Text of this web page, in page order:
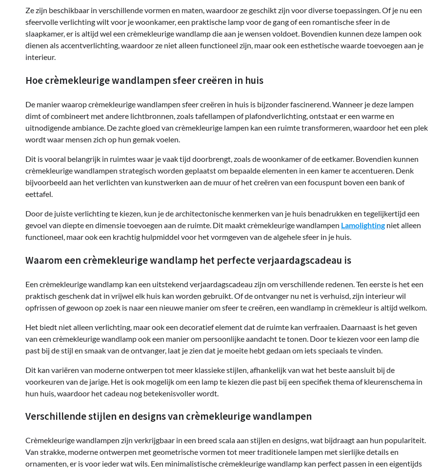
Ze zijn beschikbaar in verschillende vormen en maten, waardoor ze geschikt zijn voor diverse toepassingen. Of je nu een
sfeervolle verlichting wilt voor je woonkamer, een praktische lamp voor de gang of een romantische sfeer in de
slaapkamer, er is altijd wel een crèmekleurige wandlamp die aan je wensen voldoet. Bovendien kunnen deze lampen ook
dienen als accentverlichting, waardoor ze niet alleen functioneel zijn, maar ook een esthetische waarde toevoegen aan je
interieur.
Hoe crèmekleurige wandlampen sfeer creëren in huis
De manier waarop crèmekleurige wandlampen sfeer creëren in huis is bijzonder fascinerend. Wanneer je deze lampen
dimt of combineert met andere lichtbronnen, zoals tafellampen of plafondverlichting, ontstaat er een warme en
uitnodigende ambiance. De zachte gloed van crèmekleurige lampen kan een ruimte transformeren, waardoor het een plek
wordt waar mensen zich op hun gemak voelen.
Dit is vooral belangrijk in ruimtes waar je vaak tijd doorbrengt, zoals de woonkamer of de eetkamer. Bovendien kunnen
crèmekleurige wandlampen strategisch worden geplaatst om bepaalde elementen in een kamer te accentueren. Denk
bijvoorbeeld aan het verlichten van kunstwerken aan de muur of het creëren van een focuspunt boven een bank of
eettafel.
Door de juiste verlichting te kiezen, kun je de architectonische kenmerken van je huis benadrukken en tegelijkertijd een
gevoel van diepte en dimensie toevoegen aan de ruimte. Dit maakt crèmekleurige wandlampen Lamolighting niet alleen
functioneel, maar ook een krachtig hulpmiddel voor het vormgeven van de algehele sfeer in je huis.
Waarom een crèmekleurige wandlamp het perfecte verjaardagscadeau is
Een crèmekleurige wandlamp kan een uitstekend verjaardagscadeau zijn om verschillende redenen. Ten eerste is het een
praktisch geschenk dat in vrijwel elk huis kan worden gebruikt. Of de ontvanger nu net is verhuisd, zijn interieur wil
opfrissen of gewoon op zoek is naar een nieuwe manier om sfeer te creëren, een wandlamp in crèmekleur is altijd welkom.
Het biedt niet alleen verlichting, maar ook een decoratief element dat de ruimte kan verfraaien. Daarnaast is het geven
van een crèmekleurige wandlamp ook een manier om persoonlijke aandacht te tonen. Door te kiezen voor een lamp die
past bij de stijl en smaak van de ontvanger, laat je zien dat je moeite hebt gedaan om iets speciaals te vinden.
Dit kan variëren van moderne ontwerpen tot meer klassieke stijlen, afhankelijk van wat het beste aansluit bij de
voorkeuren van de jarige. Het is ook mogelijk om een lamp te kiezen die past bij een specifiek thema of kleurenschema in
hun huis, waardoor het cadeau nog betekenisvoller wordt.
Verschillende stijlen en designs van crèmekleurige wandlampen
Crèmekleurige wandlampen zijn verkrijgbaar in een breed scala aan stijlen en designs, wat bijdraagt aan hun populariteit.
Van strakke, moderne ontwerpen met geometrische vormen tot meer traditionele lampen met sierlijke details en
ornamenten, er is voor ieder wat wils. Een minimalistische crèmekleurige wandlamp kan perfect passen in een eigentijds